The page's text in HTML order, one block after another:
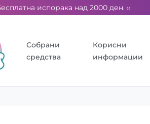
испорака над 2000 ден. ››› 2%
Собрани
средства
Корисни
информации